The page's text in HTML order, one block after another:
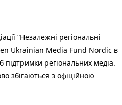
“Незалежні регіональні
Ukrainian Media Fund Nordic в
підтримки регіональних медіа.
збігаються з офіційною